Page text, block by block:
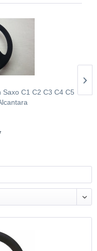
C1 C2 C3 C4 C5